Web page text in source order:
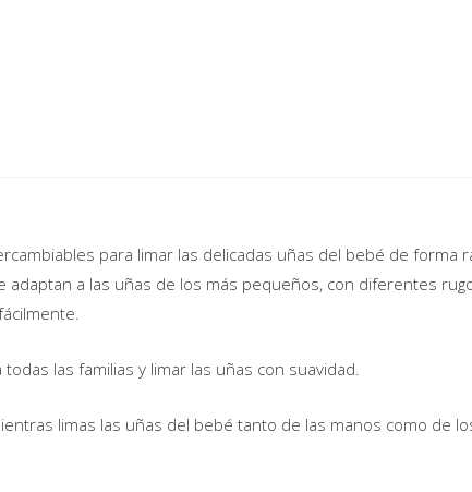
para limar las delicadas uñas del bebé de forma
a las uñas de los más pequeños, con diferentes
las familias y limar las uñas con suavidad.
limas las uñas del bebé tanto de las manos como de